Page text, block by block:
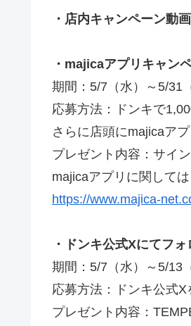
・店内キャンペーン動
・majicaアプリキャン
期間：5/7（水）～5/31
応募方法：ドンキで
さらに店頭にmajicaア
プレゼント内容：サイ
majicaアプリに関して
https://www.majica-
・ドンキ公式Xにてフ
期間：5/7（水）～5/13
応募方法：ドンキ公式
プレゼント内容：